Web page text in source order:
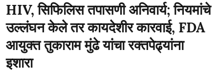
HIV, सिफिलिस तपासणी अनिवार्य; नियमांचे
उल्लंघन केले तर कायदेशीर कारवाई, FDA
आयुक्त तुकाराम मुंढे यांचा रक्तपेढ्यांना
इशारा